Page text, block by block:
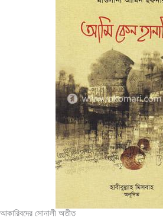
আকারিবদের সোনালী অতীত